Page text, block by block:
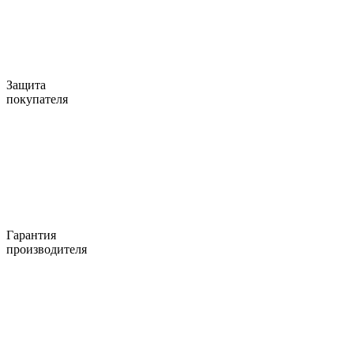
Защита
покупателя
Гарантия
производителя